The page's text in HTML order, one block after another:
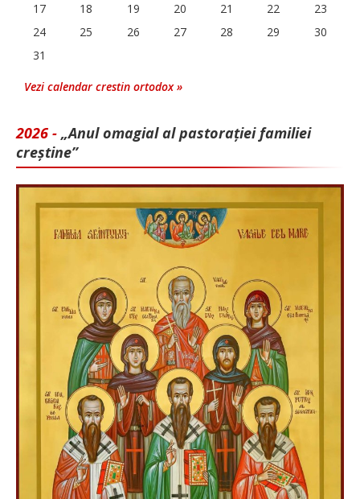
17
18 19 20 21 22
23
24
25 26 27 28 29
30
31
Vezi calendar crestin ortodox »
2026 - „Anul omagial al pastorației familiei
creștine”